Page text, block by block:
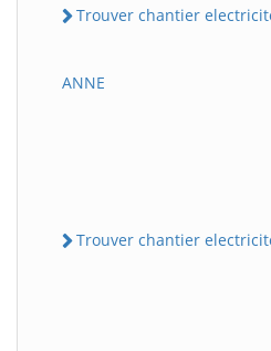
Trouver chantier
ANNE
Trouver chantier